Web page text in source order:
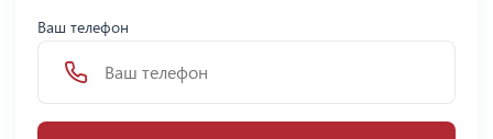
Ваш телефон